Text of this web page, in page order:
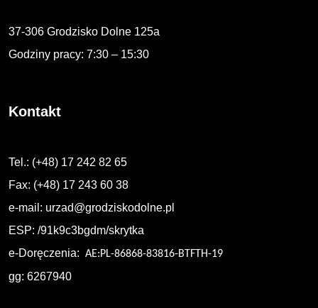
37-306 Grodzisko Dolne 125a
Godziny pracy: 7:30 – 15:30
Kontakt
Tel.: (+48) 17 242 82 65
Fax: (+48) 17 243 60 38
e-mail: urzad@grodziskodolne.pl
ESP: /91k9c3bgdm/skrytka
e-Doręczenia: AE:PL-86868-83816-BTFTH-19
gg: 6267940